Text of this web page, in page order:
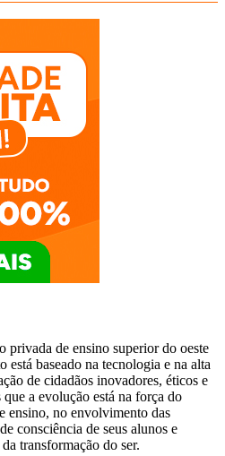
de ensino superior do oeste
está baseado na tecnologia e na alta
de cidadãos inovadores, éticos e
a evolução está na força do
ensino, no envolvimento das
consciência de seus alunos e
transformação do ser.